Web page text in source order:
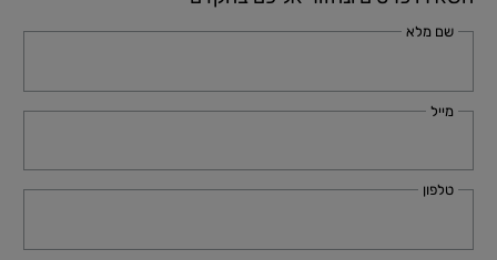
שם מלא
מייל
טלפון